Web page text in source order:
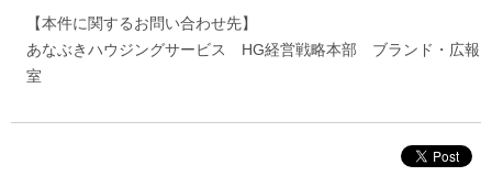
【本件に関するお問い合わせ先】
あなぶきハウジングサービス HG経営戦略本部 ブランド・広報
室